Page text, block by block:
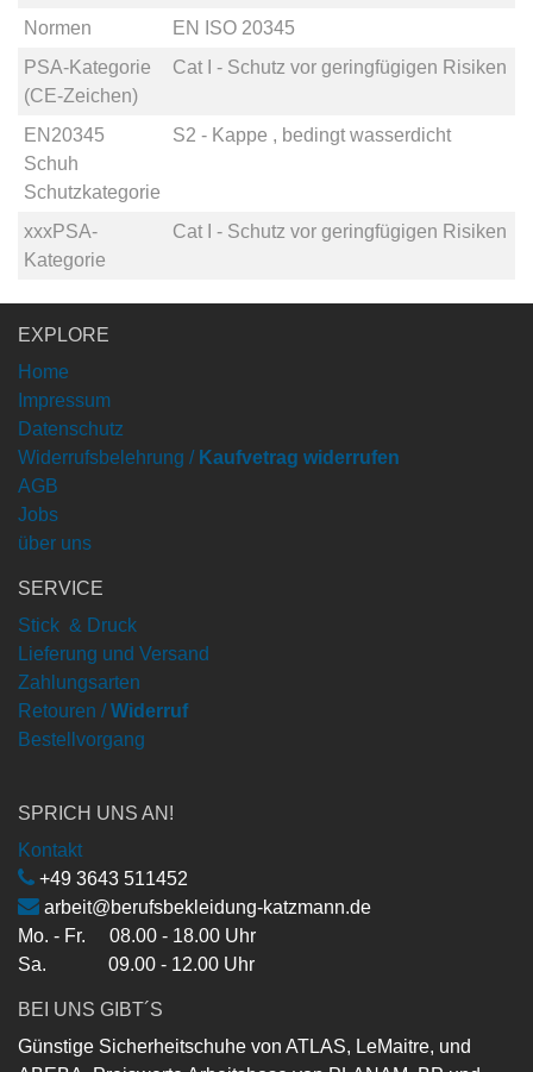
Normen
EN ISO 20345
PSA-Kategorie
(CE-Zeichen)
Cat I - Schutz vor geringfügigen Risiken
EN20345
Schuh
Schutzkategorie
S2 - Kappe , bedingt wasserdicht
xxxPSA-
Kategorie
Cat I - Schutz vor geringfügigen Risiken
EXPLORE
Home
Impressum
Datenschutz
Widerrufsbelehrung / Kaufvetrag widerrufen
AGB
Jobs
über uns
SERVICE
Stick & Druck
Lieferung und Versand
Zahlungsarten
Retouren / Widerruf
Bestellvorgang
SPRICH UNS AN!
Kontakt
+49 3643 511452
arbeit@berufsbekleidung-katzmann.de
Mo. - Fr. 08.00 - 18.00 Uhr
Sa. 09.00 - 12.00 Uhr
BEI UNS GIBT´S
Günstige Sicherheitschuhe von ATLAS, LeMaitre, und